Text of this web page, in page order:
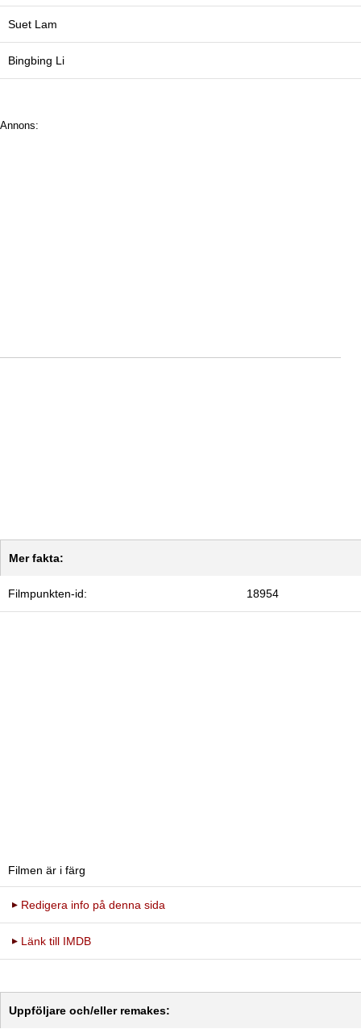
Suet Lam
Bingbing Li
Annons:
Mer fakta:
Filmpunkten-id: 18954
Filmen är i färg
Redigera info på denna sida
Länk till IMDB
Uppföljare och/eller remakes: